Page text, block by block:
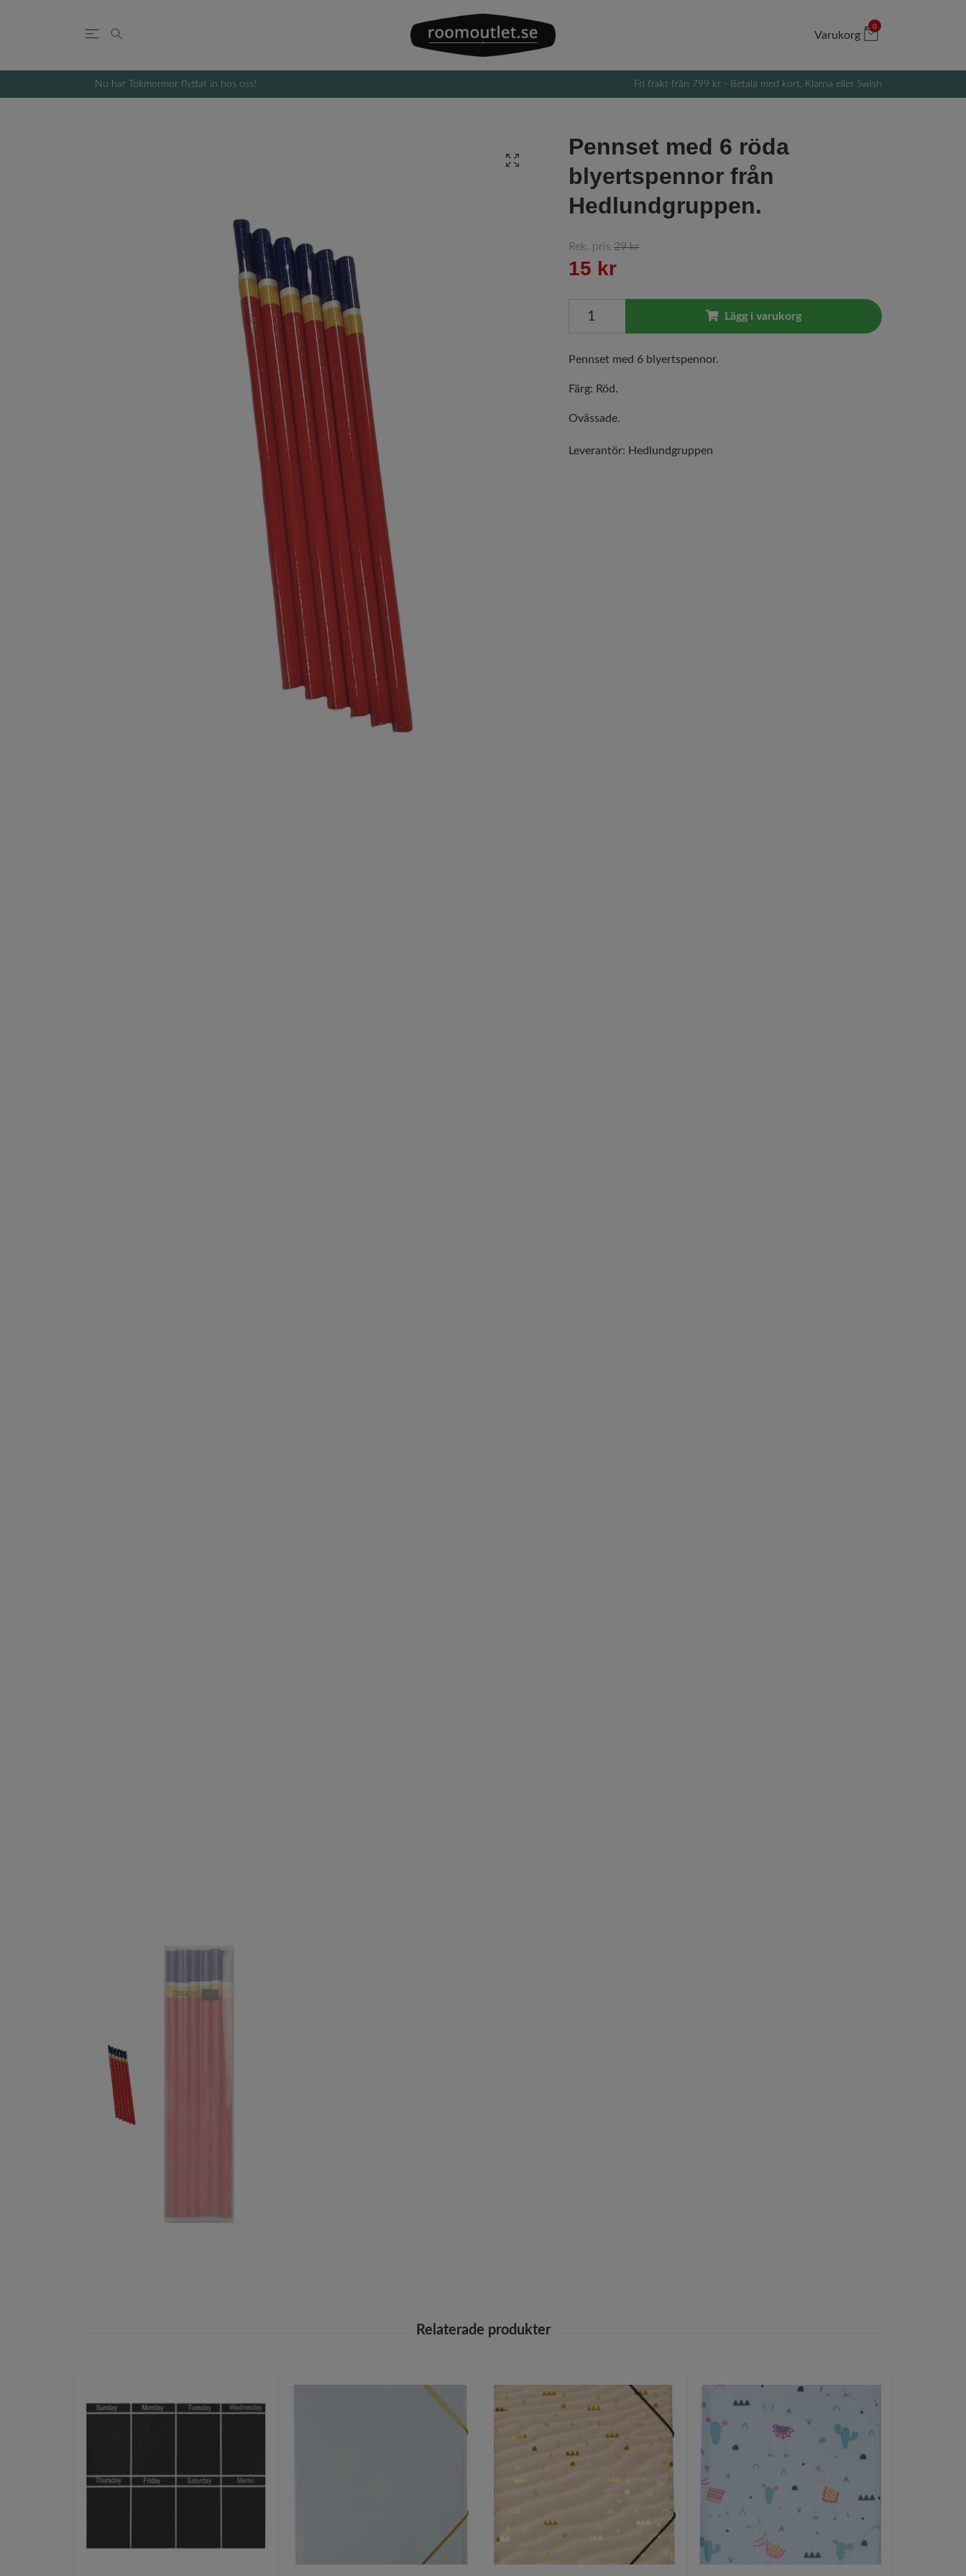
Varukorg
0
Nu har Tokmormor flyttat in hos oss! Fri frakt från 799 kr - Betala med kort, Klarna eller Swish
Pennset med 6 röda
blyertspennor från
Hedlundgruppen.
Rek. pris 29 kr
15 kr
Lägg i varukorg
Pennset med 6 blyertspennor.
Färg: Röd.
Ovässade.
Leverantör: Hedlundgruppen